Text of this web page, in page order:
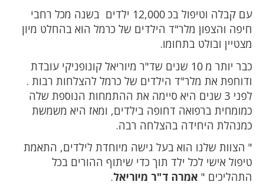
עם קבלה וטיפול בכ 12,000 ילדים בשנה מכל רחבי
חיפה והצפון מלר"ד הילדים של כרמל הוא בהחלט מיון
מצטיין ובולט בתחומו.
כבר יותר מ 10 שנים שד"ר מיוריאל קונופניקי עובדת
ודוחפת את מלר"ד הילדים של כרמל להצלחות רבות .
לפני 3 שנים היא סיימה את ההתמחות הנוספת שלה
כמומחית ברפואה דחופה בילדים, ומאז היא משמשת
כמנהלת היחידה בהצלחה רבה.
" הצוות שלנו הוא בעל גישה מיוחדת לילדים, התאמת
טיפול אישי לכל ילד תוך כדי שיתוף ההורים בכל
התהליכים " אמרה ד"ר מיוריאל.